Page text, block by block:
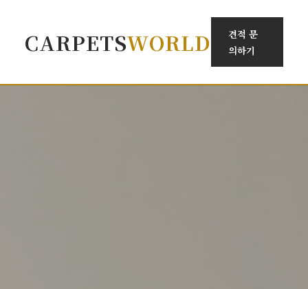
CARPETSWORLD
견적 문
의하기